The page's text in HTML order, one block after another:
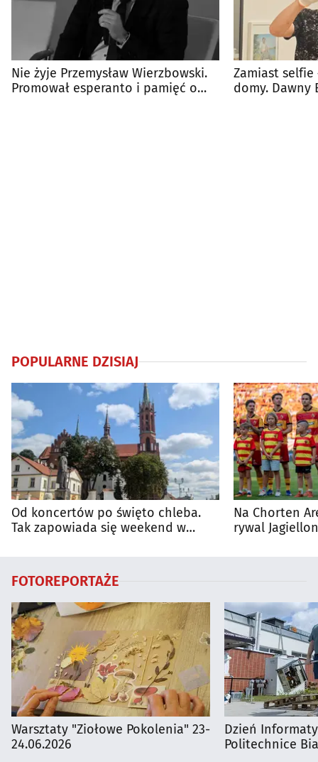
Nie żyje Przemysław Wierzbowski.
Promował esperanto i pamięć o
Zamiast
domy. Dawny
POPULARNE DZISIAJ
Od koncertów po święto chleba.
Tak zapowiada się weekend w
Na Chorten
rywal
FOTOREPORTAŻE
Warsztaty "Ziołowe Pokolenia" 23-
24.06.2026
Dzień
Politechnice